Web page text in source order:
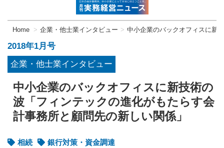
Home 企業・他士業インタビュー 中小企業のバックオフィスに新
2018年1月号
企業・他士業インタビュー
中小企業のバックオフィスに新技術の
波「フィンテックの進化がもたらす会
計事務所と顧問先の新しい関係」
相続 銀行対策・資金調達